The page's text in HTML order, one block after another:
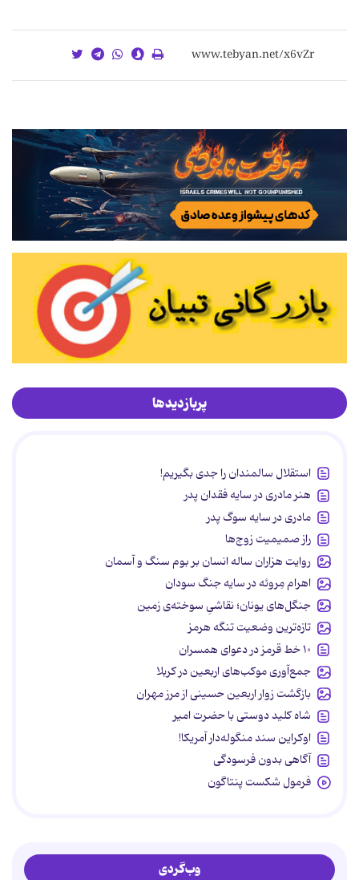
پربازدیدها
استقلال سالمندان را جدی بگیریم!
هنر مادری در سایه‌ فقدان پدر
مادری در سایه سوگ پدر
راز صمیمیت زوج‌ها
روایت هزاران ساله انسان بر بوم سنگ و آسمان
اهرام مِروئه در سایه جنگ سودان
جنگل‌های یونان؛ نقاشیِ سوخته‌ی زمین
تازه‌ترین وضعیت تنگه هرمز
۱۰ خط قرمز در دعوای همسران
جمع‌آوری موکب‌های اربعین در کربلا
بازگشت زوار اربعین حسینی از مرز مهران
شاه کلید دوستی با حضرت امیر
اوکراین سند منگوله‌دار آمریکا!
آگاهی بدون فرسودگی
فرمول شکست پنتاگون
وب‌گردی